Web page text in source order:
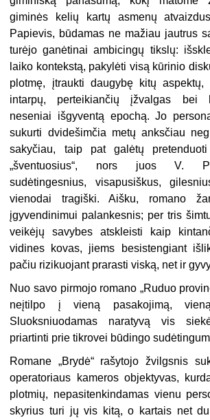
giminės kelių kartų asmenų
Papievis, būdamas ne mažiau jautrus
turėjo ganėtinai ambicingų tikslų:
laiko kontekstą, pakylėti visą kūrinio
plotmę, įtraukti daugybę kitų aspektų,
intarpų, perteikiančių įžvalgas bei
neseniai išgyventą epochą. Jo
sukurti dvidešimčia metų anksčiau
sakyčiau, taip pat galėtų
„šventuosius“, nors juos V.
sudėtingesnius, visapusiškus,
vienodai tragiški. Aišku, romano
įgyvendinimui palankesnis; per tris
veikėjų savybes atskleisti kaip
vidines kovas, jiems besistengiant
pačiu rizikuojant prarasti viską, net ir
Nuo savo pirmojo romano „Ruduo
neįtilpo į vieną pasakojimą,
Sluoksniuodamas naratyvą vis
priartinti prie tikrovei būdingo
Romane „Brydė“ rašytojo žvilgsnis
operatoriaus kameros objektyvas,
plotmių, nepasitenkindamas vienu
skyrius turi jų vis kitą, o kartais net